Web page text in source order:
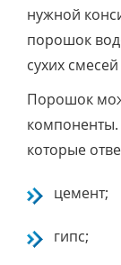
нужной
порошок
сухих
Порошок
которые
цемент;
гипс;